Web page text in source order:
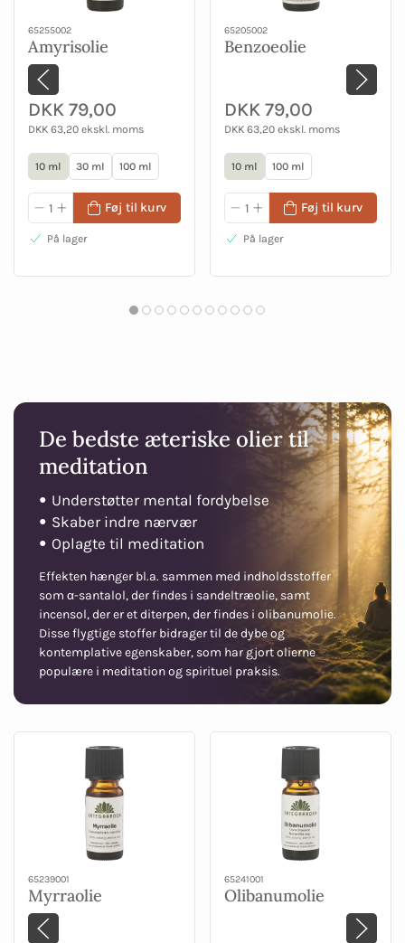
65255002
Amyrisolie
DKK 79,00
DKK 63,20 ekskl. moms
10 ml 30 ml 100 ml
Føj til kurv
På lager
65205002
Benzoeolie
DKK 79,00
DKK 63,20 ekskl. moms
10 ml 100 ml
Føj til kurv
På lager
De bedste æteriske olier til
meditation
● Understøtter mental fordybelse
● Skaber indre nærvær
● Oplagte til meditation
Effekten hænger bl.a. sammen med indholdsstoffer
som α-santalol, der findes i sandeltræolie, samt
incensol, der er et diterpen, der findes i olibanumolie.
Disse flygtige stoffer bidrager til de dybe og
kontemplative egenskaber, som har gjort olierne
populære i meditation og spirituel praksis.
65239001
Myrraolie
65241001
Olibanumolie